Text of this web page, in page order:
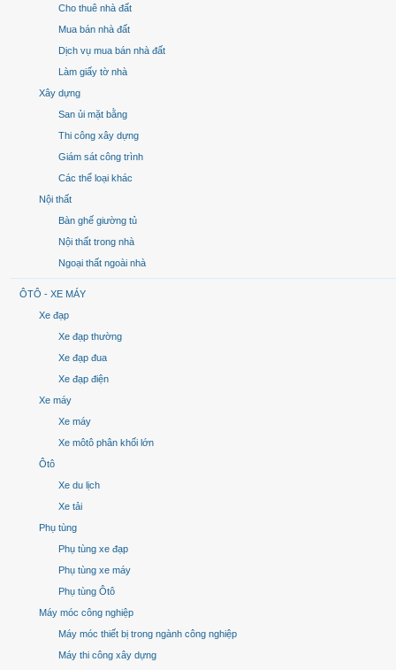
Cho thuê nhà đất
Mua bán nhà đất
Dịch vụ mua bán nhà đất
Làm giấy tờ nhà
Xây dựng
San ủi mặt bằng
Thi công xây dựng
Giám sát công trình
Các thể loại khác
Nội thất
Bàn ghế giường tủ
Nội thất trong nhà
Ngoại thất ngoài nhà
ÔTÔ - XE MÁY
Xe đạp
Xe đạp thường
Xe đạp đua
Xe đạp điện
Xe máy
Xe máy
Xe môtô phân khối lớn
Ôtô
Xe du lịch
Xe tải
Phụ tùng
Phụ tùng xe đạp
Phụ tùng xe máy
Phụ tùng Ôtô
Máy móc công nghiệp
Máy móc thiết bị trong ngành công nghiệp
Máy thi công xây dựng